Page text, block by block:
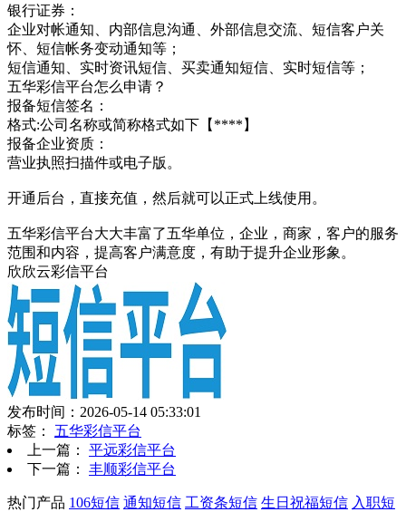
银行证券：
企业对帐通知、内部信息沟通、外部信息交流、短信客户关
怀、短信帐务变动通知等；
短信通知、实时资讯短信、买卖通知短信、实时短信等；
五华彩信平台怎么申请？
报备短信签名：
格式:公司名称或简称格式如下【****】
报备企业资质：
营业执照扫描件或电子版。
开通后台，直接充值，然后就可以正式上线使用。
五华彩信平台大大丰富了五华单位，企业，商家，客户的服务
范围和内容，提高客户满意度，有助于提升企业形象。
欣欣云彩信平台
发布时间：2026-05-14 05:33:01
标签： 五华彩信平台
上一篇： 平远彩信平台
下一篇： 丰顺彩信平台
热门产品 106短信 通知短信 工资条短信 生日祝福短信 入职短